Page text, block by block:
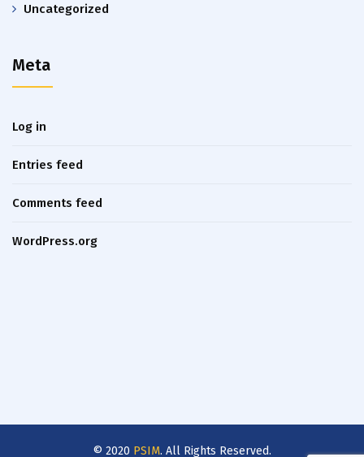
Uncategorized
Meta
Log in
Entries feed
Comments feed
WordPress.org
© 2020 PSIM. All Rights Reserved.